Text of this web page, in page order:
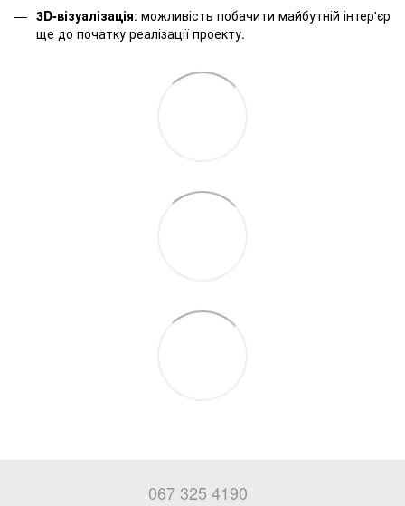
3D-візуалізація: можливість побачити майбутній інтер'єр
ще до початку реалізації проекту.
067 325 4190